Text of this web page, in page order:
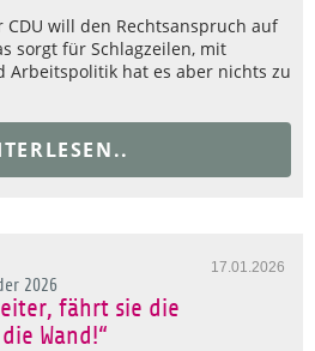
will den Rechtsanspruch auf
sorgt für Schlagzeilen, mit
Arbeitspolitik hat es aber nichts zu
17.01.2026
2026
fährt sie die
Wand!“